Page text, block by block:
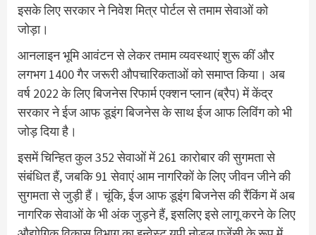
इसके लिए सरकार ने निवेश मित्र पोर्टल से तमाम सेवाओं को
जोड़ा।
आनलाइन भूमि आवंटन से लेकर तमाम व्यवस्थाएं शुरू कीं और
लगभग 1400 गैर जरूरी औपचारिकताओं को समाप्त किया। अब
वर्ष 2022 के लिए बिजनेस रिफार्म एक्शन प्लान (ब्रैप) में केंद्र
सरकार ने ईज आफ डूइंग बिजनेस के साथ ईज आफ लिविंग को भी
जोड़ दिया है।
इसमें चिन्हित कुल 352 सेवाओं में 261 कारोबार की सुगमता से
संबंधित हैं, जबकि 91 सेवाएं आम नागरिकों के लिए जीवन जीने की
सुगमता से जुड़ी हैं। चूंकि, ईज आफ डूइंग बिजनेस की रैंकिंग में अब
नागरिक सेवाओं के भी अंक जुड़ने हैं, इसलिए इसे लागू करने के लिए